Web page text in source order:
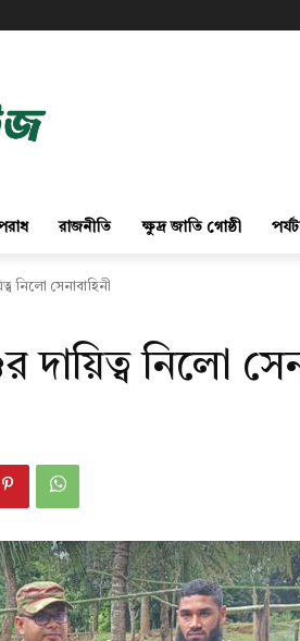
রাজনীতি ক্ষুদ্র জাতি গোষ্ঠী
নিলো সেনাবাহিনী
নিলো